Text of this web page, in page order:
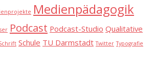
Medienpädagogik
Podcast Podcast-Studio Qualitative
Schule TU Darmstadt Twitter Typografie